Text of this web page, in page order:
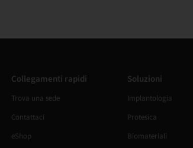
Collegamenti rapidi
Trova una sede
Contattaci
eShop
Soluzioni
Implantologia
Protesica
Biomateriali